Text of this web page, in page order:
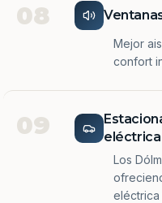
08
Mejor
confort
09
eléctrica
Los